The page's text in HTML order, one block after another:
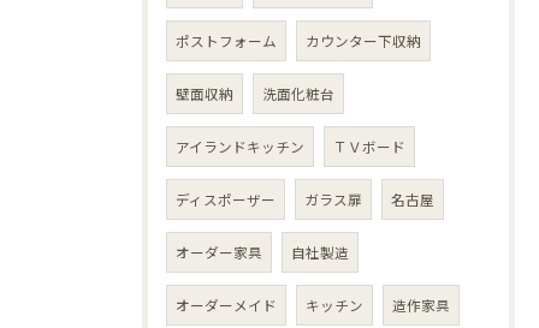
ポストフォーム カウンター下収納
壁面収納 洗面化粧台
アイランドキッチン ＴＶボード
ディスポーザー ガラス扉 名古屋
オーダー家具 自社製造
オーダーメイド キッチン 造作家具